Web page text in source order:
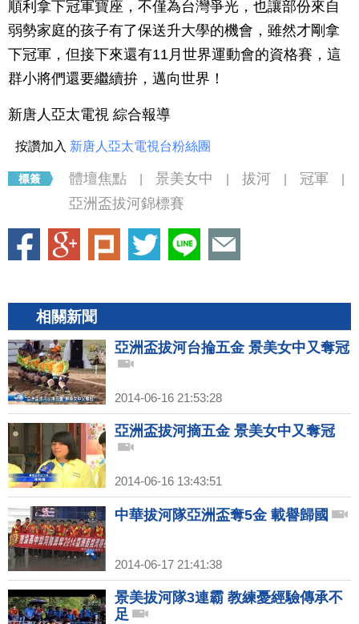
順利拿下冠軍寶座，不僅為台灣爭光，也讓部份來自
弱勢家庭的孩子有了保送升大學的機會，雖然才剛拿
下冠軍，但接下來還有11月世界運動會的資格賽，這
群小將們還要繼續拚，邁向世界！
新唐人亞太電視 綜合報導
按讚加入 新唐人亞太電視台粉絲團
體壇焦點 景美女中 拔河 冠軍
亞洲盃拔河錦標賽
相關新聞
亞洲盃拔河台掄五金 景美女中又奪冠
2014-06-16 21:53:28
亞洲盃拔河摘五金 景美女中又奪冠
2014-06-16 13:43:51
中華拔河隊亞洲盃奪5金 載譽歸國
2014-06-17 21:41:38
景美拔河隊3連霸 教練憂經驗傳承不
足